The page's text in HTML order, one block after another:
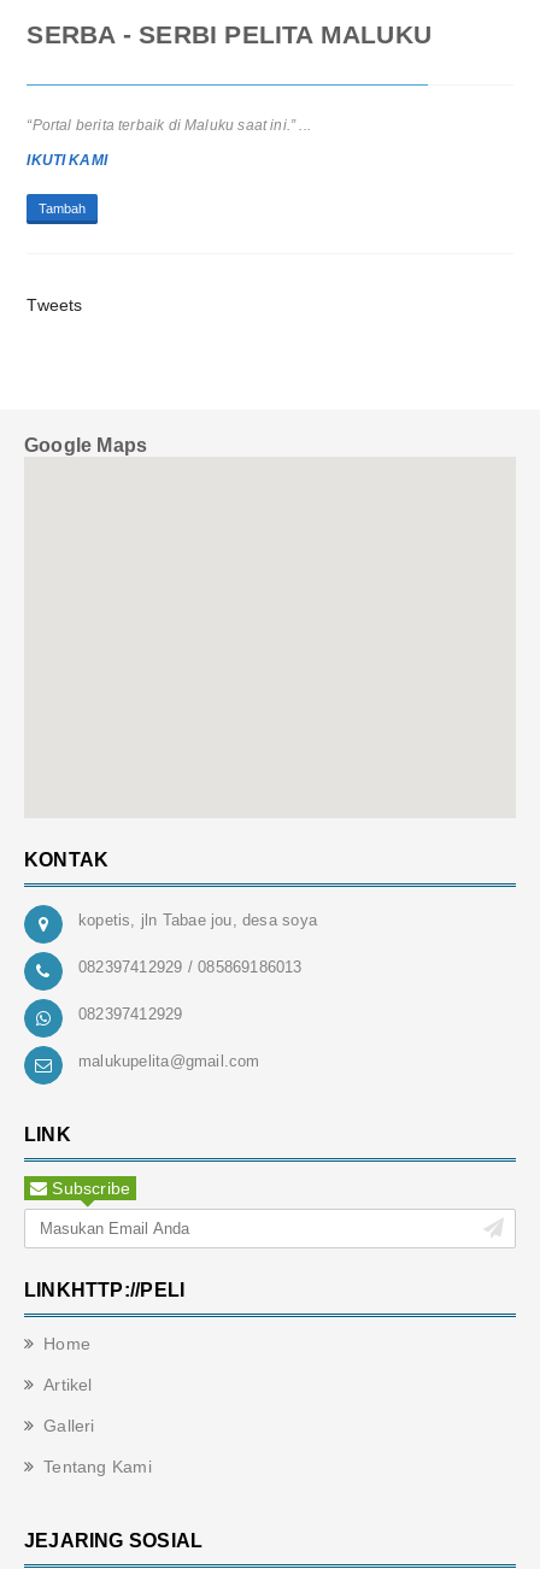
SERBA - SERBI PELITA MALUKU
“Portal berita terbaik di Maluku saat ini.” ...
IKUTI KAMI
Tambah
Tweets
Google Maps
KONTAK
kopetis, jln Tabae jou, desa soya
082397412929 / 085869186013
082397412929
malukupelita@gmail.com
LINK
Subscribe
LINKHTTP://PELI
Home
Artikel
Galleri
Tentang Kami
JEJARING SOSIAL